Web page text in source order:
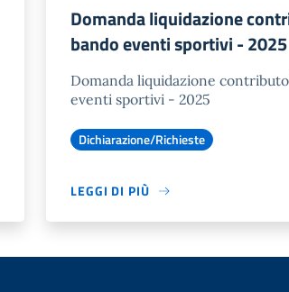
Domanda liquidazione
bando eventi sportivi - 2025
Domanda liquidazione
eventi sportivi - 2025
Dichiarazione/Richieste
LEGGI DI PIÙ